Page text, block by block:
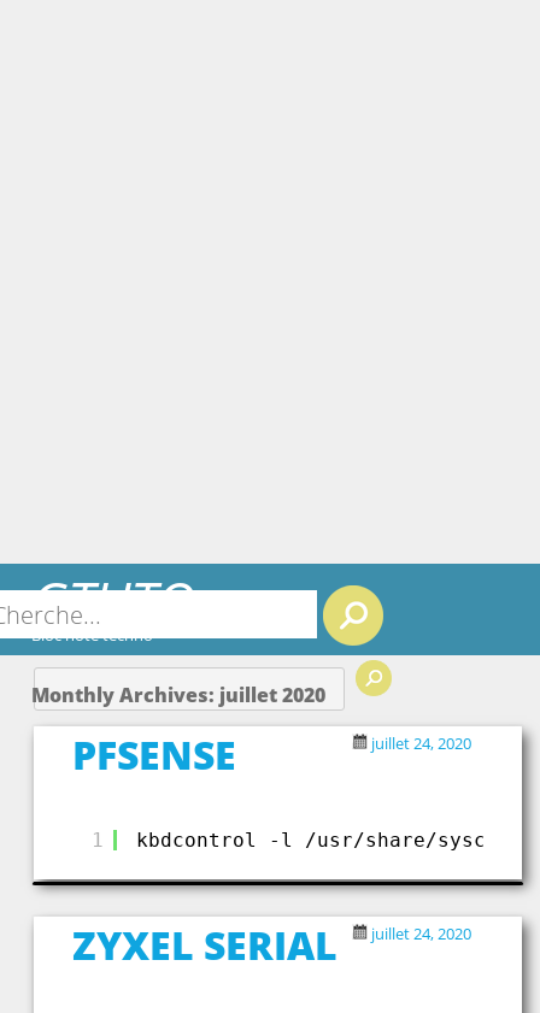
GTUTO
Bloc note techno
Search
Monthly Archives: juillet 2020
PFSENSE juillet 24, 2020
1 kbdcontrol -l /usr/share/syscons/
ZYXEL SERIAL juillet 24, 2020